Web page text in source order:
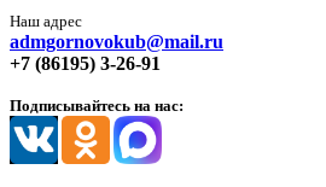
Наш адрес
admgornovokub@mail.ru
+7 (86195) 3-26-91
Подписывайтесь на нас: